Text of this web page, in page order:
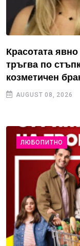
Красотата
тръгва по
козметичен
AUGUST 08, 2026
ЛЮБОПИТНО